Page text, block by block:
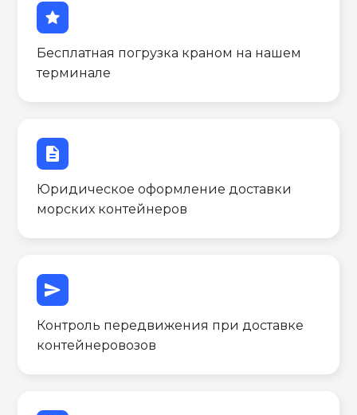
star
Бесплатная погрузка краном на нашем
терминале
description
Юридическое оформление доставки
морских контейнеров
send
Контроль передвижения при доставке
контейнеровозов